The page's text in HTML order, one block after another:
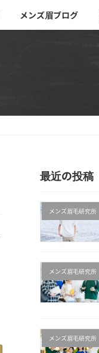
メンズ眉ブログ
最近の投稿
メンズ眉毛研究所
メンズ眉毛研究所
メンズ眉毛研究所